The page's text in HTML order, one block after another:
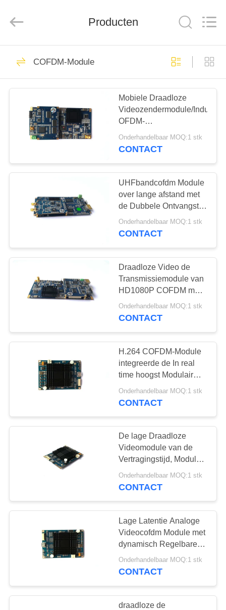
THUIS
PRODUCTEN
OVER
ONS
FABRIEKSTOUR
KWALITEITSCONTROLE
CONTACT
MET
EEN
OFFERTE
SITEMAP
PRIVACYBELEID
Technology
Co.,Ltd.
Reserved.
De Videozender van
De draadloze
videozender van
COFDM
26
cofdm hd draadloze
IP Mesh-radio
COFDM-Module
19
Producten
COFDM-Module
Mobiele Draadloze
Videozendermodule/
OFDM-
Ontvangersmodule
Onderhandelbaar MOQ:1 stk
CONTACT
UHFbandcofdm Module
over lange afstand met
de Dubbele Ontvangst
van de
Antennediversiteit
Onderhandelbaar MOQ:1 stk
CONTACT
Draadloze Video de
Transmissiemodule van
HD1080P COFDM met
de Haven van CVBS
SDI HDMI
Onderhandelbaar MOQ:1 stk
CONTACT
H.264 COFDM-Module
integreerde de In real
time hoogst Modulair
Ontwerp 70mm*50mm
Onderhandelbaar MOQ:1 stk
CONTACT
De lage Draadloze
Videomodule van de
Vertragingstijd, Module
van de 2 Kanaalrf de
Videozender
Onderhandelbaar MOQ:1 stk
CONTACT
Lage Latentie Analoge
Videocofdm Module met
dynamisch Regelbare
Versleutelingssleutel
Onderhandelbaar MOQ:1 stk
CONTACT
draadloze de